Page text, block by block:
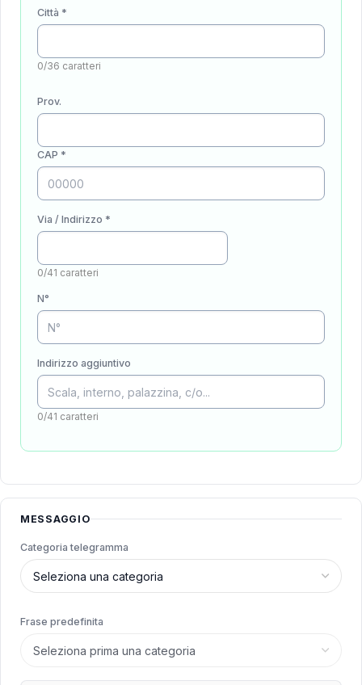
Città *
0/36 caratteri
Prov.
CAP *
Via / Indirizzo *
0/41 caratteri
N°
Indirizzo aggiuntivo
0/41 caratteri
MESSAGGIO
Categoria telegramma
Frase predefinita